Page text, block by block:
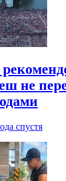
не
спустя